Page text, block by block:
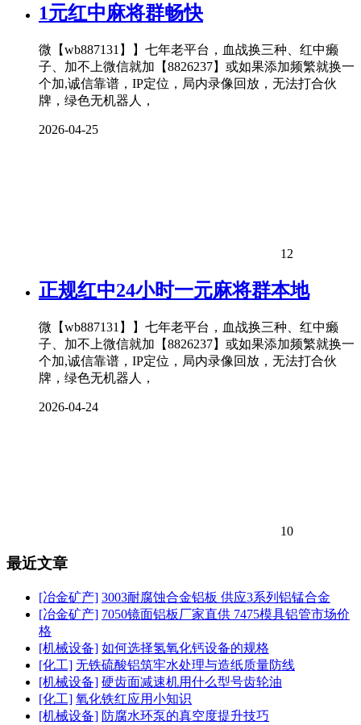
1元红中麻将群畅快
微【wb887131】】七年老平台，血战换三种、红中癞
子、加不上微信就加【8826237】或如果添加频繁就换一
个加,诚信靠谱，IP定位，局内录像回放，无法打合伙
牌，绿色无机器人，
2026-04-25
12
正规红中24小时一元麻将群本地
微【wb887131】】七年老平台，血战换三种、红中癞
子、加不上微信就加【8826237】或如果添加频繁就换一
个加,诚信靠谱，IP定位，局内录像回放，无法打合伙
牌，绿色无机器人，
2026-04-24
10
最近文章
[冶金矿产] 3003耐腐蚀合金铝板 供应3系列铝锰合金
[冶金矿产] 7050镜面铝板厂家直供 7475模具铝管市场价
格
[机械设备] 如何选择氢氧化钙设备的规格
[化工] 无铁硫酸铝筑牢水处理与造纸质量防线
[机械设备] 硬齿面减速机用什么型号齿轮油
[化工] 氧化铁红应用小知识
[机械设备] 防腐水环泵的真空度提升技巧